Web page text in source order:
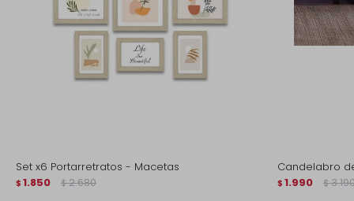
Set x6 Portarretratos - Macetas
$ 1.850 $ 2.680
Candelabro
$ 1.990 $